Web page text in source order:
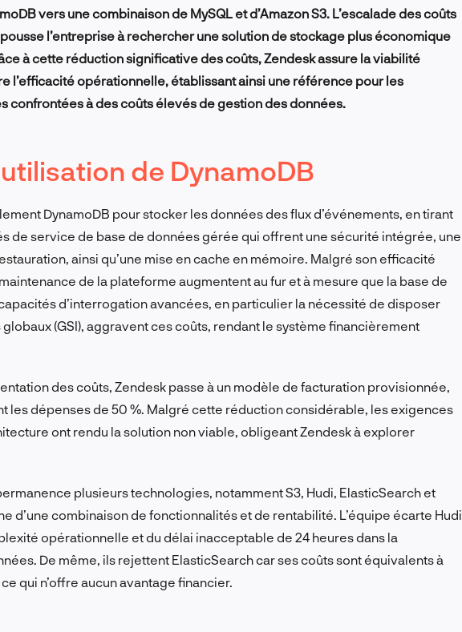
FR
vers une combinaison de MySQL et d’Amazon S3. L’escalade des coûts
l’entreprise à rechercher une solution de stockage plus économique
à cette réduction significative des coûts, Zendesk assure la viabilité
l’efficacité opérationnelle, établissant ainsi une référence pour les
confrontées à des coûts élevés de gestion des données.
de DynamoDB
DynamoDB pour stocker les données des flux d’événements, en tirant
de service de base de données gérée qui offrent une sécurité intégrée, une
ainsi qu’une mise en cache en mémoire. Malgré son efficacité
de la plateforme augmentent au fur et à mesure que la base de
d’interrogation avancées, en particulier la nécessité de disposer
(GSI), aggravent ces coûts, rendant le système financièrement
des coûts, Zendesk passe à un modèle de facturation provisionnée,
les dépenses de 50 %. Malgré cette réduction considérable, les exigences
ont rendu la solution non viable, obligeant Zendesk à explorer
plusieurs technologies, notamment S3, Hudi, ElasticSearch et
d’une combinaison de fonctionnalités et de rentabilité. L’équipe écarte Hudi
opérationnelle et du délai inacceptable de 24 heures dans la
De même, ils rejettent ElasticSearch car ses coûts sont équivalents à
qui n’offre aucun avantage financier.